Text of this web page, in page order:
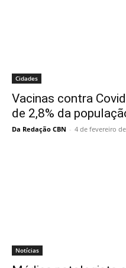
Cidades
Vacinas contra
de 2,8% da
Da Redação CBN - 4 de fevereiro de
Notícias